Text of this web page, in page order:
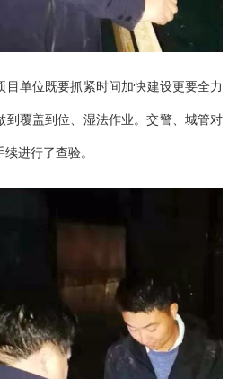
目单位既要抓紧时间加快建设更要全力
到覆盖到位、湿法作业。交警、城管对
进行了查验。